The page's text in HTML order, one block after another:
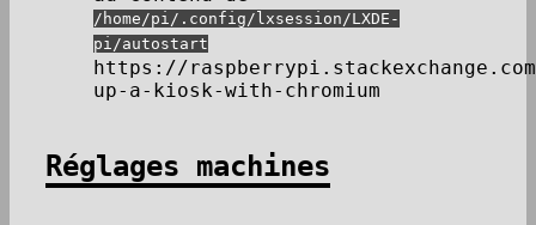
/home/pi/.config/lxsession/LXDE-
pi/autostart
https://
up-a-kiosk-with-chromium
Réglages machines